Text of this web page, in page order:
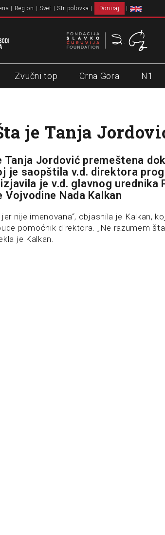
Region Svet Stripolovka Doniraj
Zvučni top Crna Gora N1
je Tanja
Tanja Jordović premeštena
je saopštila v.d. direktora
je v.d. glavnog urednika
Vojvodine Nada Kalkan
jer nije imenovana“, objasnila je Kalkan,
pomoćnik direktora. „Ne razumem
je Kalkan.